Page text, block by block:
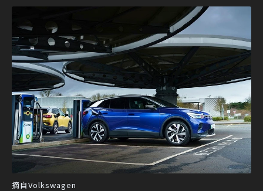
摘自Volkswagen